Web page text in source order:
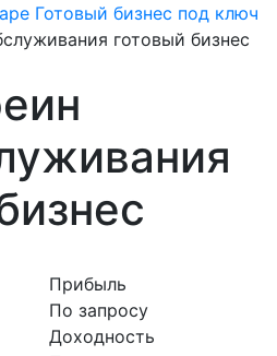
Готовый бизнес под ключ
Прибыль
По запросу
Доходность